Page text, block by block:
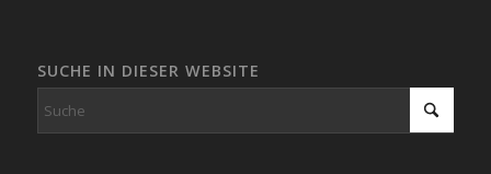
SUCHE IN DIESER WEBSITE